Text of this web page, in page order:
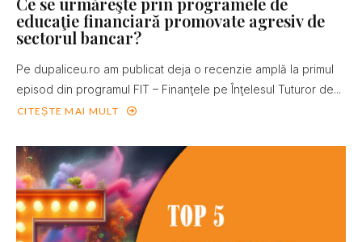
educaţie financiară promovate agresiv de
sectorul bancar?
Pe dupaliceu.ro am publicat deja o recenzie amplă la primul
episod din programul FIT – Finanţele pe Înţelesul Tuturor de...
CITEȘTE MAI MULT